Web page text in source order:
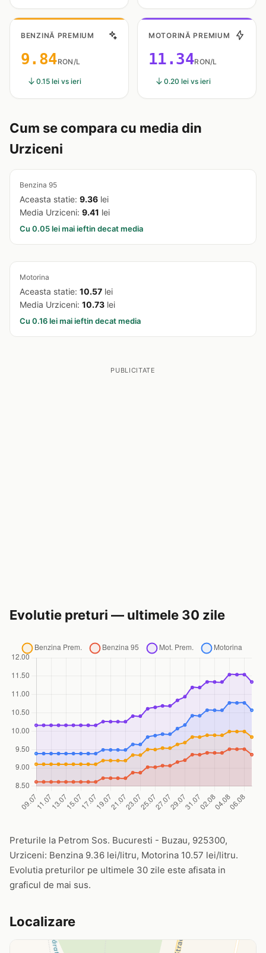
BENZINĂ PREMIUM
9.84RON/L
0.15 lei vs ieri
MOTORINĂ PREMIUM
11.34RON/L
0.20 lei vs ieri
Cum se compara cu media din
Urziceni
Benzina 95
Aceasta statie: 9.36 lei
Media Urziceni: 9.41 lei
Cu 0.05 lei mai ieftin decat media
Motorina
Aceasta statie: 10.57 lei
Media Urziceni: 10.73 lei
Cu 0.16 lei mai ieftin decat media
PUBLICITATE
Evolutie preturi — ultimele 30 zile
Preturile la Petrom Sos. Bucuresti - Buzau, 925300,
Urziceni: Benzina 9.36 lei/litru, Motorina 10.57 lei/litru.
Evolutia preturilor pe ultimele 30 zile este afisata in
graficul de mai sus.
Localizare